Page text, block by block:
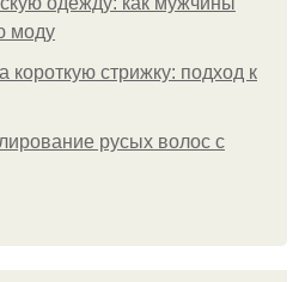
моду
стрижку: подход к
русых волос с